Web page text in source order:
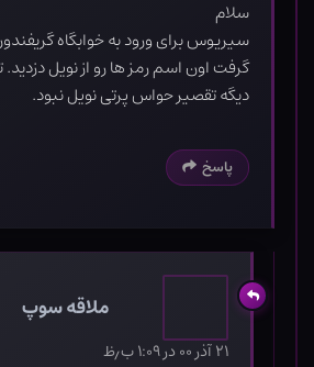
سلام
سیریوس برای ورود به خوابگاه
گرفت اون اسم رمز ها رو از نویل
دیگه تقصیر حواس پرتی نویل نبود.
پاسخ
ملاقه سوپ
۲۱ آذر ۰۰ در ۱:۰۹ ب٫ظ